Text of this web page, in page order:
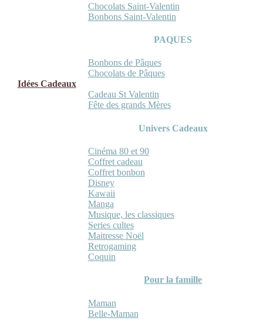
Chocolats Saint-Valentin
Bonbons Saint-Valentin
PAQUES
Bonbons de Pâques
Chocolats de Pâques
Idées Cadeaux
Cadeau St Valentin
Fête des grands Mères
Univers Cadeaux
Cinéma 80 et 90
Coffret cadeau
Coffret bonbon
Disney
Kawaii
Manga
Musique, les classiques
Series cultes
Maitresse Noël
Retrogaming
Coquin
Pour la famille
Maman
Belle-Maman